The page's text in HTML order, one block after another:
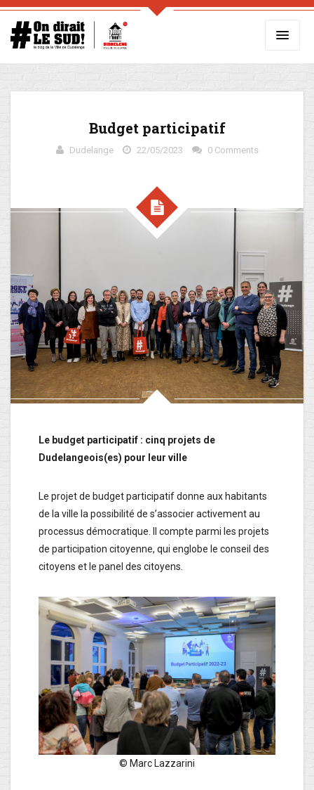
Budget participatif
Dudelange 22/05/2023 0 Comments
Le budget participatif : cinq projets de
Dudelangeois(es) pour leur ville
Le projet de budget participatif donne aux habitants
de la ville la possibilité de s’associer activement au
processus démocratique. Il compte parmi les projets
de participation citoyenne, qui englobe le conseil des
citoyens et le panel des citoyens.
© Marc Lazzarini